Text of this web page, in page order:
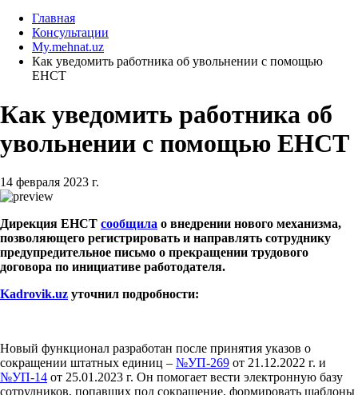
Главная
Консультации
My.mehnat.uz
Как уведомить работника об увольнении с помощью
ЕНСТ
Как уведомить работника об
увольнении с помощью ЕНСТ
14 февраля 2023 г.
Дирекция ЕНСТ сообщила о внедрении нового механизма,
позволяющего регистрировать и направлять сотруднику
предупредительное письмо о прекращении трудового
договора по инициативе работодателя.
Kadrovik.uz уточнил подробности:
Новый функционал разработан после принятия указов о
сокращении штатных единиц – №УП-269 от 21.12.2022 г. и
№УП-14 от 25.01.2023 г. Он помогает вести электронную базу
сотрудников, попавших под сокращение, формировать шаблоны